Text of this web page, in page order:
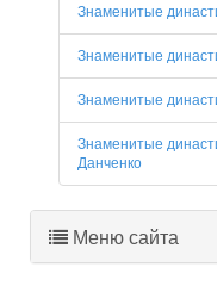
Знаменитые
Знаменитые
Знаменитые
Знаменитые
Данченко
Меню сайта